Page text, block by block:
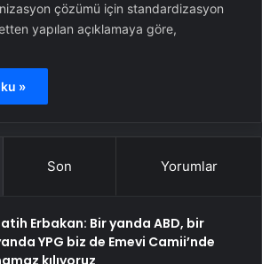
çözümü için standardizasyon
yapılan açıklamaya göre,
»
Son Yorumlar
Erbakan: Bir yanda ABD, bir
YPG biz de Emevi Camii’nde
kılıyoruz